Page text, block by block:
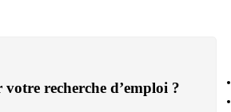
recherche d’emploi ?